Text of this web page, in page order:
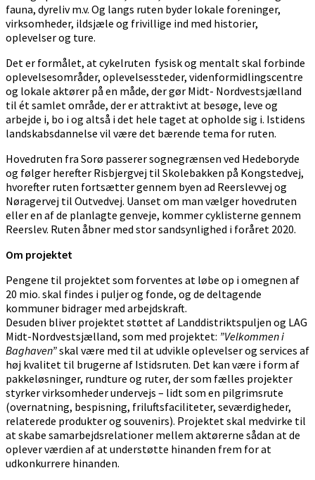
fauna, dyreliv m.v. Og langs ruten byder lokale foreninger,
virksomheder, ildsjæle og frivillige ind med historier,
oplevelser og ture.
Det er formålet, at cykelruten fysisk og mentalt skal forbinde
oplevelsesområder, oplevelsessteder, videnformidlingscentre
og lokale aktører på en måde, der gør Midt- Nordvestsjælland
til ét samlet område, der er attraktivt at besøge, leve og
arbejde i, bo i og altså i det hele taget at opholde sig i. Istidens
landskabsdannelse vil være det bærende tema for ruten.
Hovedruten fra Sorø passerer sognegrænsen ved Hedeboryde
og følger herefter Risbjergvej til Skolebakken på Kongstedvej,
hvorefter ruten fortsætter gennem byen ad Reerslevvej og
Nøragervej til Outvedvej. Uanset om man vælger hovedruten
eller en af de planlagte genveje, kommer cyklisterne gennem
Reerslev. Ruten åbner med stor sandsynlighed i foråret 2020.
Om projektet
Pengene til projektet som forventes at løbe op i omegnen af
20 mio. skal findes i puljer og fonde, og de deltagende
kommuner bidrager med arbejdskraft.
Desuden bliver projektet støttet af Landdistriktspuljen og LAG
Midt-Nordvestsjælland, som med projektet: ”Velkommen i
Baghaven”skal være med til at udvikle oplevelser og services af
høj kvalitet til brugerne af Istidsruten. Det kan være i form af
pakkeløsninger, rundture og ruter, der som fælles projekter
styrker virksomheder undervejs – lidt som en pilgrimsrute
(overnatning, bespisning, friluftsfaciliteter, seværdigheder,
relaterede produkter og souvenirs). Projektet skal medvirke til
at skabe samarbejdsrelationer mellem aktørerne sådan at de
oplever værdien af at understøtte hinanden frem for at
udkonkurrere hinanden.